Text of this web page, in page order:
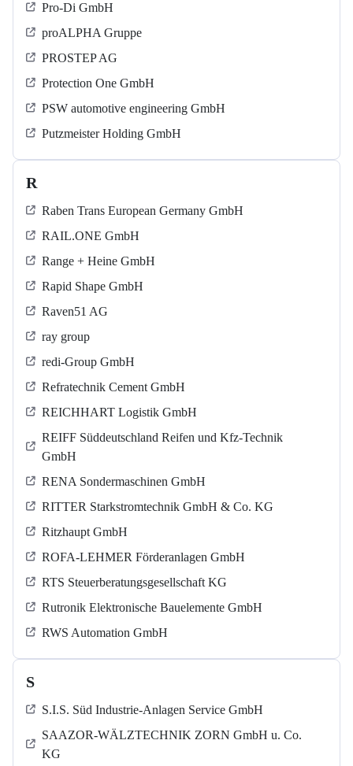
Pro-Di GmbH
proALPHA Gruppe
PROSTEP AG
Protection One GmbH
PSW automotive engineering GmbH
Putzmeister Holding GmbH
R
Raben Trans European Germany GmbH
RAIL.ONE GmbH
Range + Heine GmbH
Rapid Shape GmbH
Raven51 AG
ray group
redi-Group GmbH
Refratechnik Cement GmbH
REICHHART Logistik GmbH
REIFF Süddeutschland Reifen und Kfz-Technik
GmbH
RENA Sondermaschinen GmbH
RITTER Starkstromtechnik GmbH & Co. KG
Ritzhaupt GmbH
ROFA-LEHMER Förderanlagen GmbH
RTS Steuerberatungsgesellschaft KG
Rutronik Elektronische Bauelemente GmbH
RWS Automation GmbH
S
S.I.S. Süd Industrie-Anlagen Service GmbH
SAAZOR-WÄLZTECHNIK ZORN GmbH u. Co.
KG